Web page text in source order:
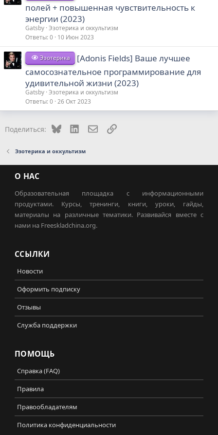
полей + повышенная чувствительность к
энергии (2023)
Gatsby Эзотерика и оккультизм
Ответы 0 10 Июн 2023
Эзотерика
[Adonis Fields] Ваше лучшее
самосознательное программирование для
удивительной жизни (2023)
Gatsby Эзотерика и оккультизм
Ответы 0 26 Окт 2023
Поделиться: Bluesky LinkedInЭлектронная почта
Ссылка
Эзотерика и оккультизм
О НАС
Образовательная площадка с информационными
продуктами. Курсы, тренинги, книги, уроки, гайды,
материалы на различные тематики. Развивайся вместе с
нами на Freeskladchina.org.
ССЫЛКИ
Новости
Оформить подписку
Отзывы
Служба поддержки
ПОМОЩЬ
Справка (FAQ)
Правила
Правообладателям
Политика конфиденциальности